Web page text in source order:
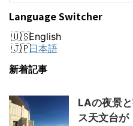
Language Switcher
English
日本語
新着記事
LAの夜景
ス天文台が